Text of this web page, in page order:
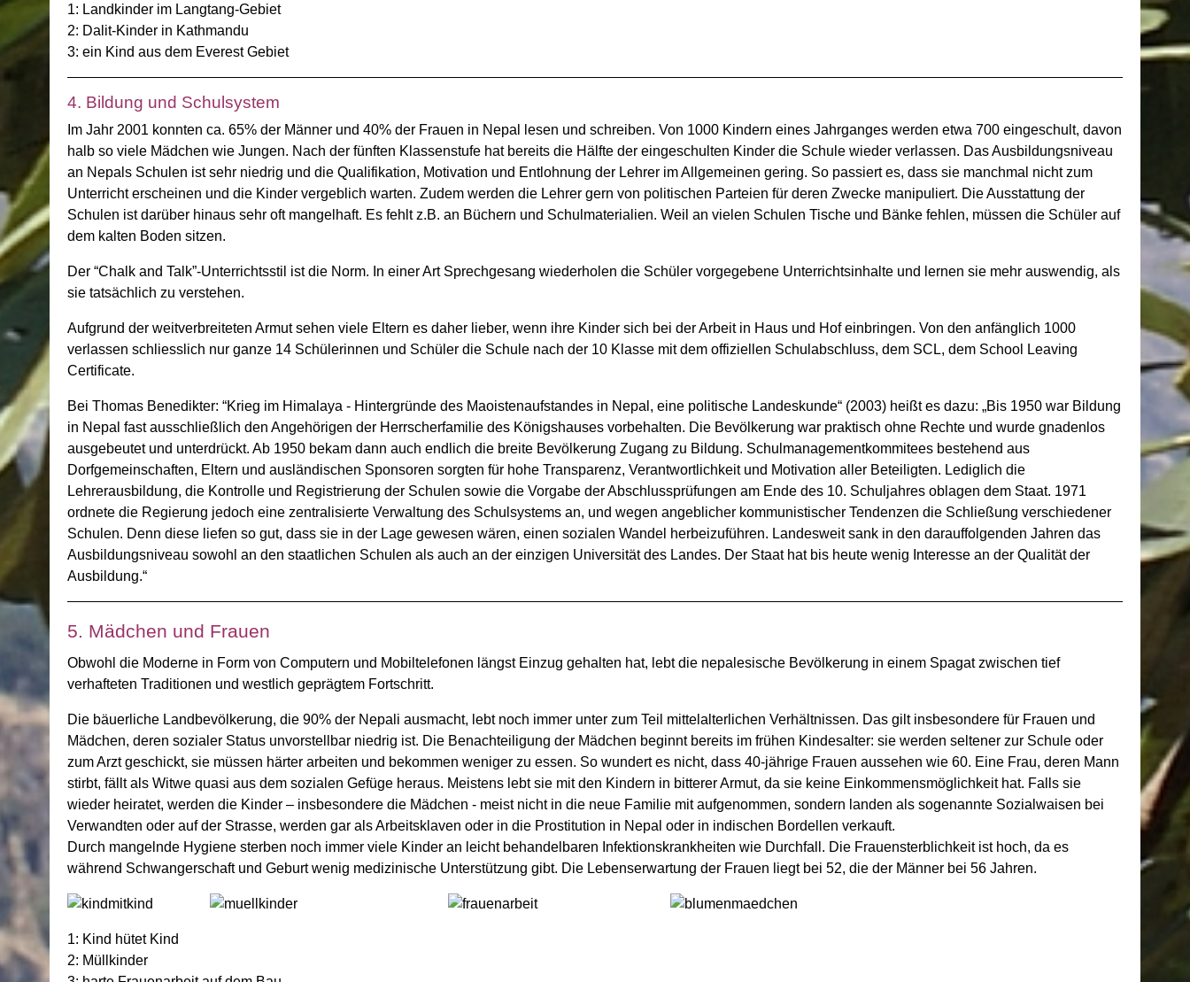
1: Landkinder im Langtang-Gebiet
2: Dalit-Kinder in Kathmandu
3: ein Kind aus dem Everest Gebiet
4. Bildung und Schulsystem
Im Jahr 2001 konnten ca. 65% der Männer und 40% der Frauen in Nepal lesen und schreiben. Von 1000 Kindern eines Jahrganges werden etwa 700 eingeschult, davon
halb so viele Mädchen wie Jungen. Nach der fünften Klassenstufe hat bereits die Hälfte der eingeschulten Kinder die Schule wieder verlassen. Das Ausbildungsniveau
an Nepals Schulen ist sehr niedrig und die Qualifikation, Motivation und Entlohnung der Lehrer im Allgemeinen gering. So passiert es, dass sie manchmal nicht zum
Unterricht erscheinen und die Kinder vergeblich warten. Zudem werden die Lehrer gern von politischen Parteien für deren Zwecke manipuliert. Die Ausstattung der
Schulen ist darüber hinaus sehr oft mangelhaft. Es fehlt z.B. an Büchern und Schulmaterialien. Weil an vielen Schulen Tische und Bänke fehlen, müssen die Schüler auf
dem kalten Boden sitzen.
Der “Chalk and Talk”-Unterrichtsstil ist die Norm. In einer Art Sprechgesang wiederholen die Schüler vorgegebene Unterrichtsinhalte und lernen sie mehr auswendig, als
sie tatsächlich zu verstehen.
Aufgrund der weitverbreiteten Armut sehen viele Eltern es daher lieber, wenn ihre Kinder sich bei der Arbeit in Haus und Hof einbringen. Von den anfänglich 1000
verlassen schliesslich nur ganze 14 Schülerinnen und Schüler die Schule nach der 10 Klasse mit dem offiziellen Schulabschluss, dem SCL, dem School Leaving
Certificate.
Bei Thomas Benedikter: “Krieg im Himalaya - Hintergründe des Maoistenaufstandes in Nepal, eine politische Landeskunde“ (2003) heißt es dazu: „Bis 1950 war Bildung
in Nepal fast ausschließlich den Angehörigen der Herrscherfamilie des Königshauses vorbehalten. Die Bevölkerung war praktisch ohne Rechte und wurde gnadenlos
ausgebeutet und unterdrückt. Ab 1950 bekam dann auch endlich die breite Bevölkerung Zugang zu Bildung. Schulmanagementkommitees bestehend aus
Dorfgemeinschaften, Eltern und ausländischen Sponsoren sorgten für hohe Transparenz, Verantwortlichkeit und Motivation aller Beteiligten. Lediglich die
Lehrerausbildung, die Kontrolle und Registrierung der Schulen sowie die Vorgabe der Abschlussprüfungen am Ende des 10. Schuljahres oblagen dem Staat. 1971
ordnete die Regierung jedoch eine zentralisierte Verwaltung des Schulsystems an, und wegen angeblicher kommunistischer Tendenzen die Schließung verschiedener
Schulen. Denn diese liefen so gut, dass sie in der Lage gewesen wären, einen sozialen Wandel herbeizuführen. Landesweit sank in den darauffolgenden Jahren das
Ausbildungsniveau sowohl an den staatlichen Schulen als auch an der einzigen Universität des Landes. Der Staat hat bis heute wenig Interesse an der Qualität der
Ausbildung.“
5. Mädchen und Frauen
Obwohl die Moderne in Form von Computern und Mobiltelefonen längst Einzug gehalten hat, lebt die nepalesische Bevölkerung in einem Spagat zwischen tief
verhafteten Traditionen und westlich geprägtem Fortschritt.
Die bäuerliche Landbevölkerung, die 90% der Nepali ausmacht, lebt noch immer unter zum Teil mittelalterlichen Verhältnissen. Das gilt insbesondere für Frauen und
Mädchen, deren sozialer Status unvorstellbar niedrig ist. Die Benachteiligung der Mädchen beginnt bereits im frühen Kindesalter: sie werden seltener zur Schule oder
zum Arzt geschickt, sie müssen härter arbeiten und bekommen weniger zu essen. So wundert es nicht, dass 40-jährige Frauen aussehen wie 60. Eine Frau, deren Mann
stirbt, fällt als Witwe quasi aus dem sozialen Gefüge heraus. Meistens lebt sie mit den Kindern in bitterer Armut, da sie keine Einkommensmöglichkeit hat. Falls sie
wieder heiratet, werden die Kinder – insbesondere die Mädchen - meist nicht in die neue Familie mit aufgenommen, sondern landen als sogenannte Sozialwaisen bei
Verwandten oder auf der Strasse, werden gar als Arbeitsklaven oder in die Prostitution in Nepal oder in indischen Bordellen verkauft.
Durch mangelnde Hygiene sterben noch immer viele Kinder an leicht behandelbaren Infektionskrankheiten wie Durchfall. Die Frauensterblichkeit ist hoch, da es
während Schwangerschaft und Geburt wenig medizinische Unterstützung gibt. Die Lebenserwartung der Frauen liegt bei 52, die der Männer bei 56 Jahren.
1: Kind hütet Kind
2: Müllkinder